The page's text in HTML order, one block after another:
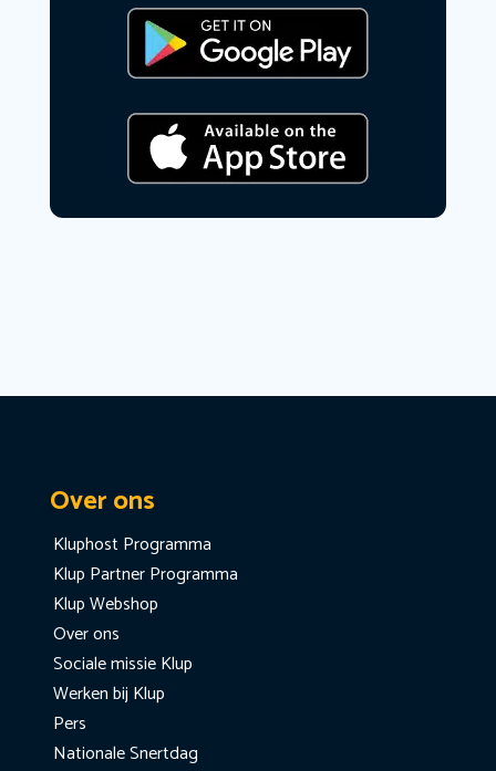
Over ons
Kluphost Programma
Klup Partner Programma
Klup Webshop
Over ons
Sociale missie Klup
Werken bij Klup
Pers
Nationale Snertdag